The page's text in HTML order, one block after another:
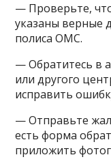
— Проверьте,
указаны верные
полиса ОМС.
— Обратитесь в
или другого
исправить
— Отправьте
есть форма
приложить